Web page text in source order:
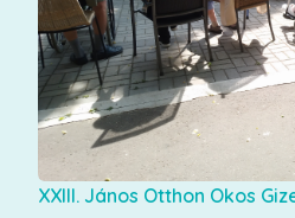
XXIII. János Otthon Okos